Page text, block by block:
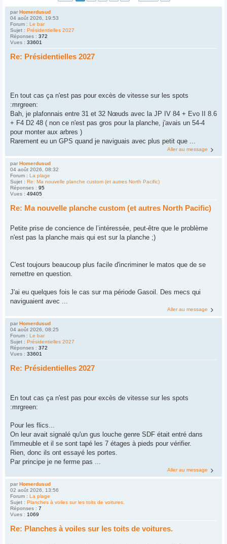
par Homerdusud
04 août 2026, 19:53
Forum : Le bar
Sujet : Présidentielles 2027
Réponses : 372
Vues : 33601
Re: Présidentielles 2027
En tout cas ça n'est pas pour excès de vitesse sur les spots
:mrgreen:
Bah, je plafonnais entre 31 et 32 Nœuds avec la JP IV 84 + Evo II 8.6
+ F4 D2 48 ( non ce n'est pas gros pour la planche, j'avais un 54-4
pour monter aux arbres )
Rarement eu un GPS quand je naviguais avec plus petit que ...
Aller au message
par Homerdusud
04 août 2026, 08:32
Forum : La plage
Sujet : Re: Ma nouvelle planche custom (et autres North Pacific)
Réponses : 95
Vues : 49405
Re: Ma nouvelle planche custom (et autres North Pacific)
Petite prise de concience de l’intéressée, peut-être que le problème
n'est pas la planche mais qui est sur la planche ;)
C'est toujours beaucoup plus facile d'incriminer le matos que de se
remettre en question.
J'ai eu quelques fois le cas sur ma période Gasoil. Des mecs qui
naviguaient avec ...
Aller au message
par Homerdusud
04 août 2026, 08:25
Forum : Le bar
Sujet : Présidentielles 2027
Réponses : 372
Vues : 33601
Re: Présidentielles 2027
En tout cas ça n'est pas pour excès de vitesse sur les spots
:mrgreen:
Pour les flics...
On leur avait signalé qu'un gus louche genre SDF était entré dans
l'immeuble et il se sont tapé les 7 étages à pieds pour vérifier.
Rien, donc ils ont essayé les portes.
Par principe je ne ferme pas ...
Aller au message
par Homerdusud
02 août 2026, 13:56
Forum : La plage
Sujet : Planches à voiles sur les toits de voitures.
Réponses : 7
Vues : 1069
Re: Planches à voiles sur les toits de voitures.